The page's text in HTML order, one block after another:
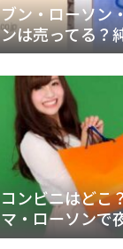
ン・ローソン
は売ってる？
売場所を徹底
ンビニはどこ
・ローソンで
種類と販売店